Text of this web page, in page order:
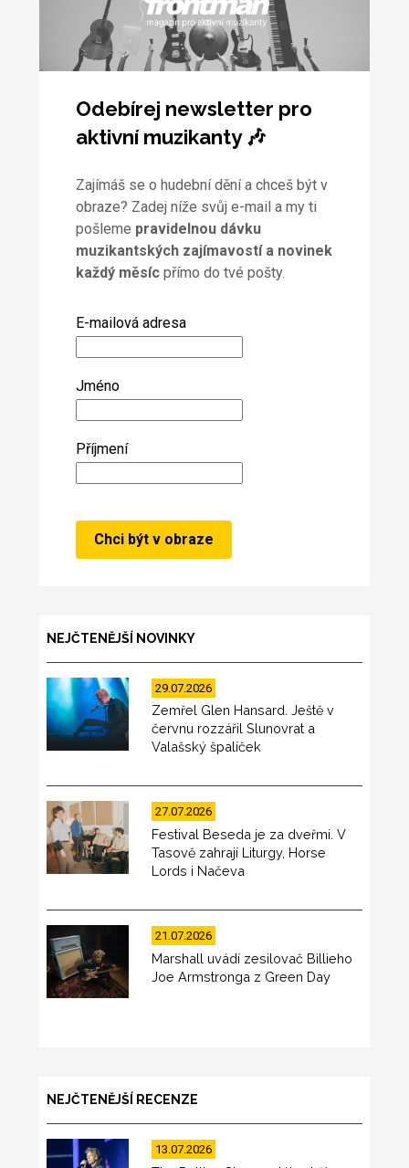
Odebírej newsletter pro
aktivní muzikanty 🎶
Zajímáš se o hudební dění a chceš být v
obraze? Zadej níže svůj e-mail a my ti
pošleme pravidelnou dávku
muzikantských zajímavostí a novinek
každý měsícpřímo do tvé pošty.
E-mailová adresa
Jméno
Příjmení
NEJČTENĚJŠÍ NOVINKY
29.07.2026
Zemřel Glen Hansard. Ještě v
červnu rozzářil Slunovrat a
Valašský špalíček
27.07.2026
Festival Beseda je za dveřmi. V
Tasově zahrají Liturgy, Horse
Lords i Načeva
21.07.2026
Marshall uvádí zesilovač Billieho
Joe Armstronga z Green Day
NEJČTENĚJŠÍ RECENZE
13.07.2026